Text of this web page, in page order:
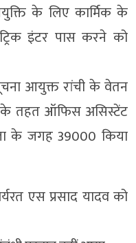
के लिए कार्मिक के
इंटर पास करने को
आयुक्त रांची के वेतन
तहत ऑफिस असिस्टेंट
के जगह 39000 किया
एस प्रसाद यादव को